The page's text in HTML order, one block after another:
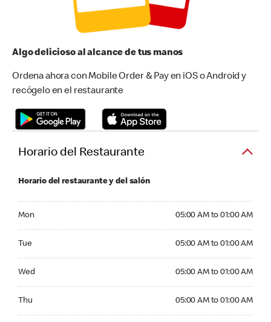
Algo delicioso al alcance de tus manos
Ordena ahora con Mobile Order & Pay en iOS o Android y
recógelo en el restaurante
Horario del Restaurante
Horario del restaurante y del salón
Mon 05:00 AM to 01:00 AM
Tue 05:00 AM to 01:00 AM
Wed 05:00 AM to 01:00 AM
Thu 05:00 AM to 01:00 AM